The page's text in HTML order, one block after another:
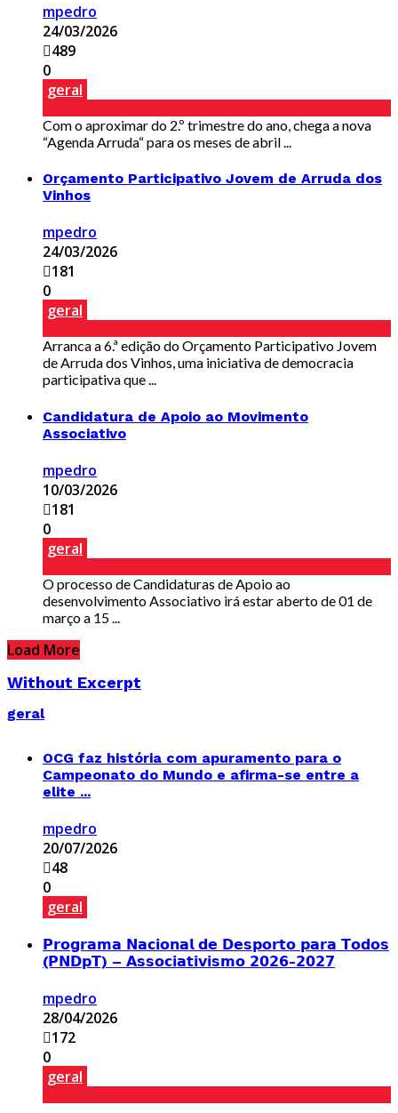
mpedro
24/03/2026
489
0
geral
Com o aproximar do 2.º trimestre do ano, chega a nova
“Agenda Arruda“ para os meses de abril ...
Orçamento Participativo Jovem de Arruda dos
Vinhos
mpedro
24/03/2026
181
0
geral
Arranca a 6.ª edição do Orçamento Participativo Jovem
de Arruda dos Vinhos, uma iniciativa de democracia
participativa que ...
Candidatura de Apoio ao Movimento
Associativo
mpedro
10/03/2026
181
0
geral
O processo de Candidaturas de Apoio ao
desenvolvimento Associativo irá estar aberto de 01 de
março a 15 ...
Load More
Without Excerpt
geral
OCG faz história com apuramento para o
Campeonato do Mundo e afirma-se entre a
elite ...
mpedro
20/07/2026
48
0
geral
𝗣𝗿𝗼𝗴𝗿𝗮𝗺𝗮 𝗡𝗮𝗰𝗶𝗼𝗻𝗮𝗹 𝗱𝗲 𝗗𝗲𝘀𝗽𝗼𝗿𝘁𝗼 𝗽𝗮𝗿𝗮 𝗧𝗼𝗱𝗼𝘀
(𝗣𝗡𝗗𝗽𝗧) – 𝗔𝘀𝘀𝗼𝗰𝗶𝗮𝘁𝗶𝘃𝗶𝘀𝗺𝗼 𝟮𝟬𝟮𝟲-𝟮𝟬𝟮𝟳
mpedro
28/04/2026
172
0
geral